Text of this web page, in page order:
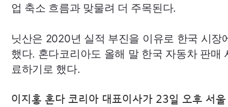
업 축소 흐름과 맞물려 더 주목된다.
닛산은 2020년 실적 부진을 이유로 한국 시장
했다. 혼다코리아도 올해 말 한국 자동차 판매
료하기로 했다.
이지홍 혼다 코리아 대표이사가 23일 오후 서